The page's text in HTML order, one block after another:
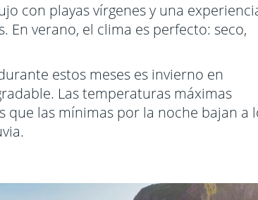
con playas vírgenes y una
verano, el clima es perfecto: seco,
estos meses es invierno en
Las temperaturas máximas
que las mínimas por la noche bajan a